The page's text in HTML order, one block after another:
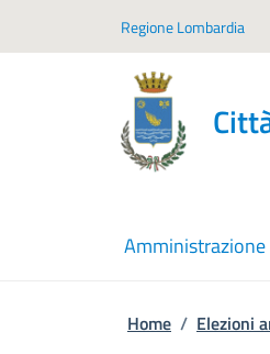
Regione Lombardia
Amministrazione
Home / Elezioni